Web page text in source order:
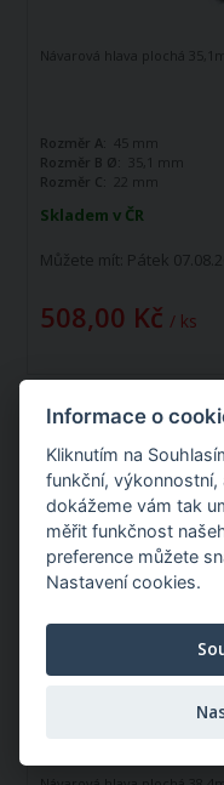
Skladem v ČR
Můžete mít: Pátek
508,00 Kč / ks
Návarová hlava plochá
Rozměr A:
45 mm
Rozměr B Ø:
35,1 mm
Rozměr C:
22 mm
Návarová
Katalogové číslo: 01022
Informace o
Kliknutím na
funkční,
dokážeme vám tak
měřit funkčnost
preference můžete
Nastavení cookies.